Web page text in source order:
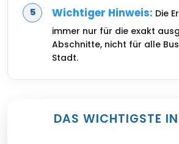
Wichtiger Hinweis: Die
immer nur für die exakt
Abschnitte, nicht für alle
Stadt.
DAS WICHTIGSTE IN